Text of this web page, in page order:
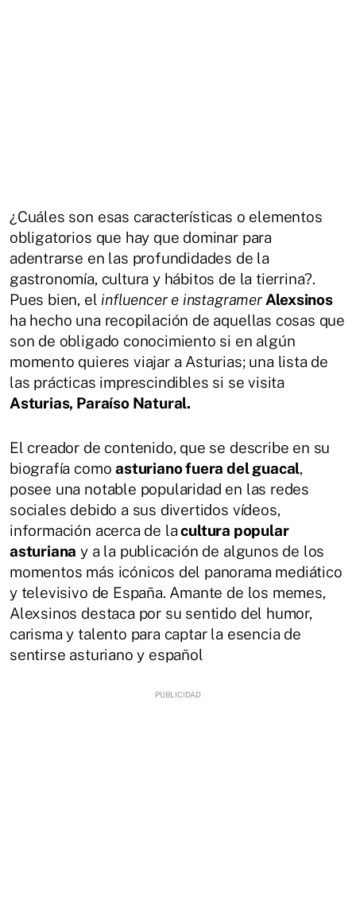
¿Cuáles son esas características o elementos
obligatorios que hay que dominar para
adentrarse en las profundidades de la
gastronomía, cultura y hábitos de la tierrina?.
Pues bien, el influencer e instagramer Alexsinos
ha hecho una recopilación de aquellas cosas que
son de obligado conocimiento si en algún
momento quieres viajar a Asturias; una lista de
las prácticas imprescindibles si se visita
Asturias, Paraíso Natural.
El creador de contenido, que se describe en su
biografía comoasturiano fuera del guacal,
posee una notable popularidad en las redes
sociales debido a sus divertidos vídeos,
información acerca de lacultura popular
asturiana y a la publicación de algunos de los
momentos más icónicos del panorama mediático
y televisivo de España. Amante de los memes,
Alexsinos destaca por su sentido del humor,
carisma y talento para captar la esencia de
sentirse asturiano y español